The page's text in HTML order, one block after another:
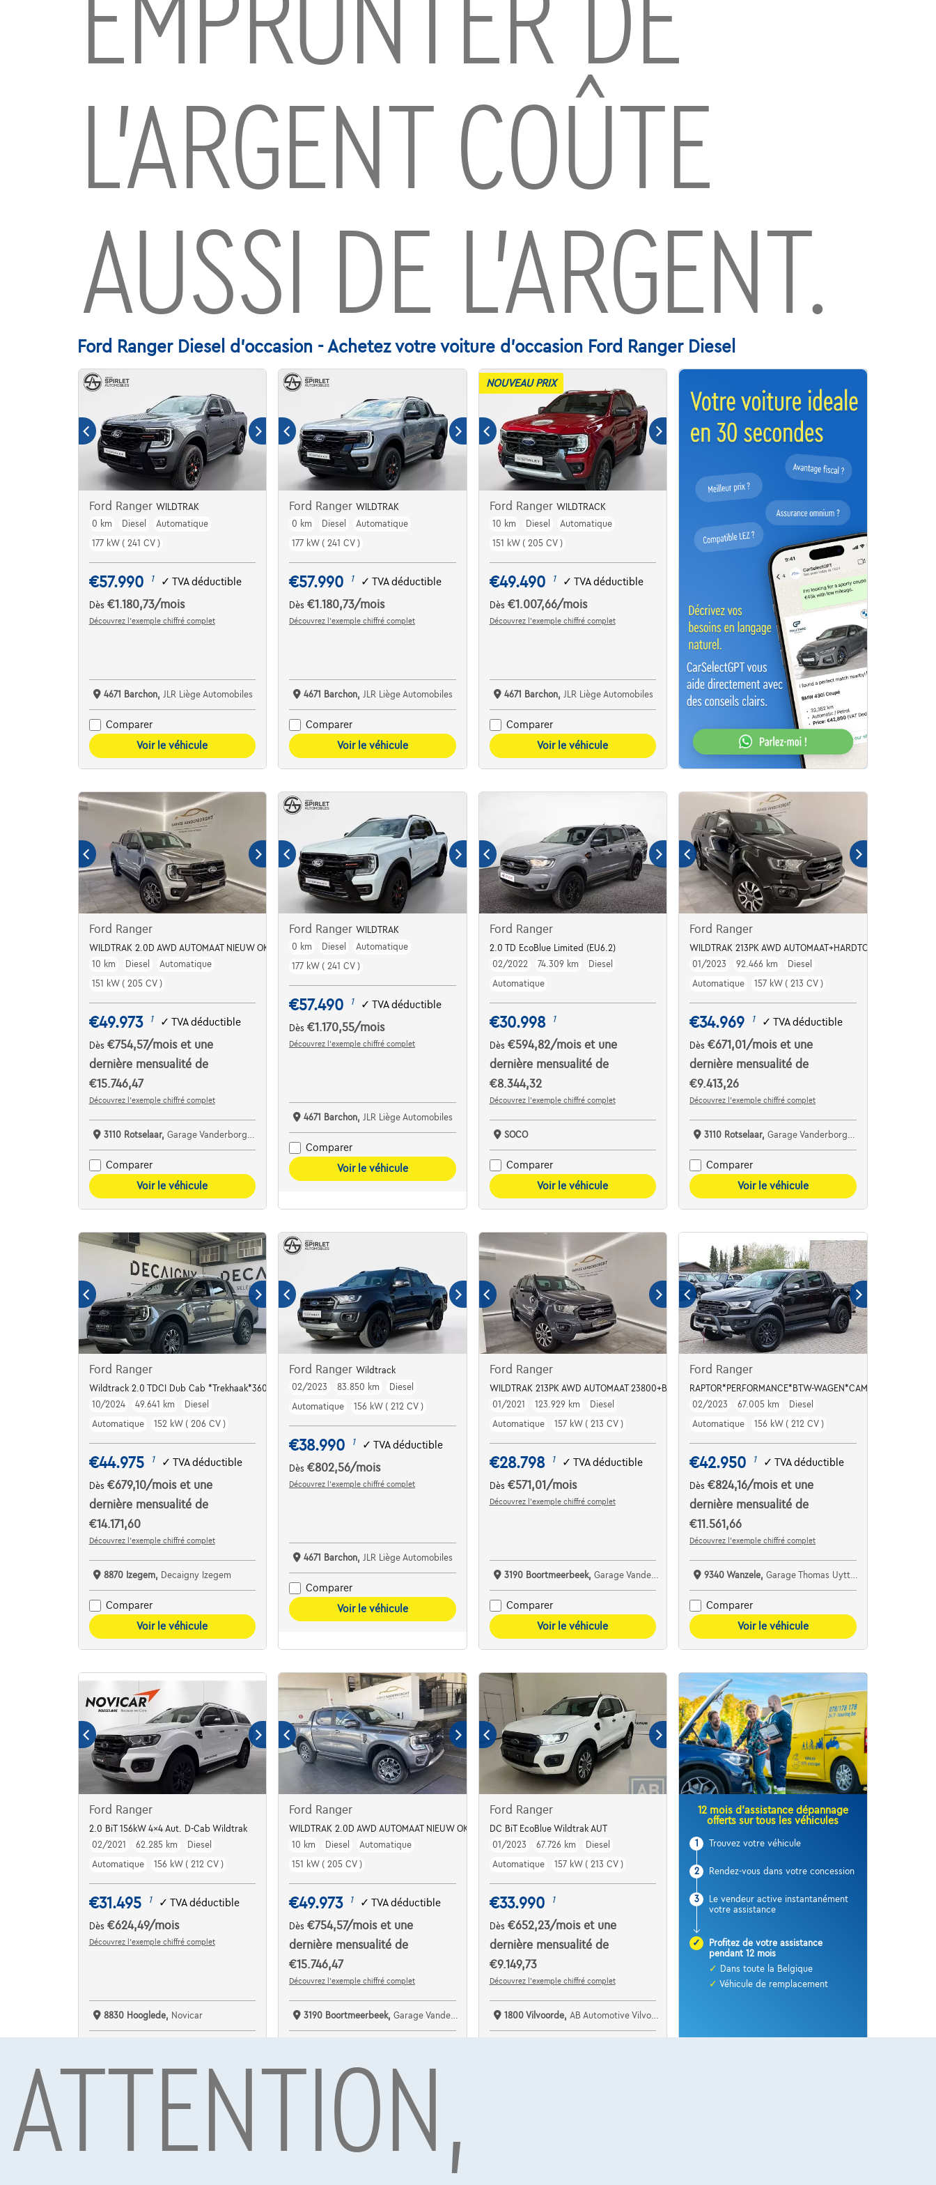
Ford Ranger Diesel d'occasion - Achetez votre voiture d'occasion Ford Ranger Diesel
L’ARGENT COÛTE
AUSSI DE L’ARGENT.
Ford Ranger WILDTRAK
0 km
Diesel
Automatique
177 kW ( 241 CV )
€57.990 1 ✓ TVA déductible
Dès €1.180,73/mois
Découvrez l’exemple chiffré complet
4671 Barchon, JLR Liège Automobiles
Comparer
Voir le véhicule
Ford RangerWILDTRAK
0 km
Diesel
Automatique
177 kW ( 241 CV )
€57.990 1 ✓TVA déductible
Dès€1.180,73/mois
Découvrez l’exemple chiffré complet
4671 Barchon, JLR Liège Automobiles
Comparer
Voir le véhicule
NOUVEAU PRIX
Ford Ranger WILDTRACK
10 km
Diesel
Automatique
151 kW ( 205 CV )
€49.490 1 ✓ TVA déductible
Dès €1.007,66/mois
Découvrez l’exemple chiffré complet
4671 Barchon, JLR Liège Automobiles
Comparer
Voir le véhicule
Ford Ranger
WILDTRAK 2.0D AWD AUTOMAAT NIEUW OKM 41300+BTW
10 km
Diesel
Automatique
151 kW ( 205 CV )
€49.973 1 ✓ TVA déductible
Dès €754,57/mois et une
dernière mensualité de
€15.746,47
Découvrez l’exemple chiffré complet
3110 Rotselaar, Garage Vanderborght Rotselaar
Comparer
Voir le véhicule
Ford RangerWILDTRAK
0 km
Diesel
Automatique
177 kW ( 241 CV )
€57.490 1 ✓TVA déductible
Dès€1.170,55/mois
Découvrez l’exemple chiffré complet
4671 Barchon, JLR Liège Automobiles
Comparer
Voir le véhicule
Ford Ranger
2.0 TD EcoBlue Limited (EU6.2)
02/2022
74.309 km
Diesel
Automatique
€30.998 1
Dès €594,82/mois et une
dernière mensualité de
€8.344,32
Découvrez l’exemple chiffré complet
SOCO
Comparer
Voir le véhicule
Ford Ranger
WILDTRAK 213PK AWD AUTOMAAT+HARDTOP 28900+BTW
01/2023
92.466 km
Diesel
Automatique
157 kW ( 213 CV )
€34.969 1 ✓TVA déductible
Dès€671,01 /moiset une
dernière mensualité de
€9.413,26
Découvrez l’exemple chiffré complet
3110 Rotselaar,Garage Vanderborght Rotselaar
Comparer
Voir le véhicule
Ford Ranger
Wildtrack 2.0 TDCI Dub Cab *Trekhaak*360° Camera*Carplay
10/2024
49.641 km
Diesel
Automatique
152 kW ( 206 CV )
€44.975 1 ✓ TVA déductible
Dès €679,10/mois et une
dernière mensualité de
€14.171,60
Découvrez l’exemple chiffré complet
8870 Izegem, Decaigny Izegem
Comparer
Voir le véhicule
Ford RangerWildtrack
02/2023
83.850 km
Diesel
Automatique
156 kW ( 212 CV )
€38.990 1 ✓TVA déductible
Dès€802,56/mois
Découvrez l’exemple chiffré complet
4671 Barchon, JLR Liège Automobiles
Comparer
Voir le véhicule
Ford Ranger
WILDTRAK 213PK AWD AUTOMAAT 23800+BTW
01/2021
123.929 km
Diesel
Automatique
157 kW ( 213 CV )
€28.798 1 ✓ TVA déductible
Dès €571,01 /mois
Découvrez l’exemple chiffré complet
3190 Boortmeerbeek, Garage Vanderborght Boortmeerbeek
Comparer
Voir le véhicule
Ford Ranger
RAPTOR*PERFORMANCE*BTW-
02/2023
67.005 km
Diesel
Automatique
156 kW ( 212 CV )
€42.950 1 ✓TVA déductible
Dès€824,16/moiset une
dernière mensualité de
€11.561,66
Découvrez l’exemple chiffré complet
9340 Wanzele,Garage Thomas Uyttendaele
Comparer
Voir le véhicule
Ford Ranger
2.0 BiT 156kW 4x4 Aut. D-Cab Wildtrak
02/2021
62.285 km
Diesel
Automatique
156 kW ( 212 CV )
€31.495 1 ✓ TVA déductible
Dès €624,49/mois
Découvrez l’exemple chiffré complet
8830 Hooglede, Novicar
Voir le véhicule
Ford Ranger
WILDTRAK 2.0D AWD AUTOMAAT NIEUW OKM 41300+BTW
10 km
Diesel
Automatique
151 kW ( 205 CV )
€49.973 1 ✓TVA déductible
Dès€754,57/moiset une
dernière mensualité de
€15.746,47
Découvrez l’exemple chiffré complet
3190 Boortmeerbeek,Garage Vanderborght Boortmeerbeek
Voir le véhicule
Ford Ranger
DC BiT EcoBlue Wildtrak AUT
01/2023
67.726 km
Diesel
Automatique
157 kW ( 213 CV )
€33.990 1
Dès €652,23/mois et une
dernière mensualité de
€9.149,73
Découvrez l’exemple chiffré complet
1800 Vilvoorde, AB Automotive Vilvoorde
12 mois d’assistance dépannage
offerts sur tous les véhicules
1 Trouvez votre véhicule
2 Rendez-vous dans votre concession
3
Le vendeur active instantanément
votre assistance
✓
Profitez de votre assistance
pendant 12 mois
✓ Dans toute la Belgique
✓ Véhicule de remplacement
ATTENTION,